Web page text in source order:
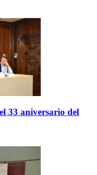
33 aniversario del